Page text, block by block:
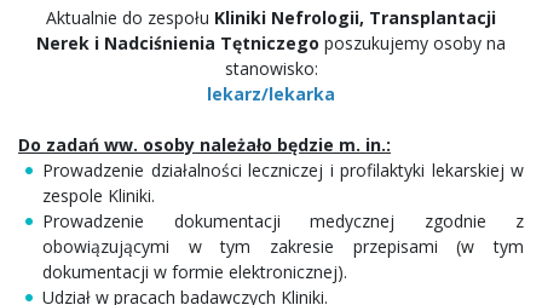
Aktualnie do zespołu Kliniki Nefrologii, Transplantacji
Nerek i Nadciśnienia Tętniczego poszukujemy osoby na
stanowisko:
lekarz/lekarka
Do zadań ww. osoby należało będzie m. in.:
Prowadzenie działalności leczniczej i profilaktyki lekarskiej w
zespole Kliniki.
Prowadzenie dokumentacji medycznej zgodnie z
obowiązującymi w tym zakresie przepisami (w tym
dokumentacji w formie elektronicznej).
Udział w pracach badawczych Kliniki.